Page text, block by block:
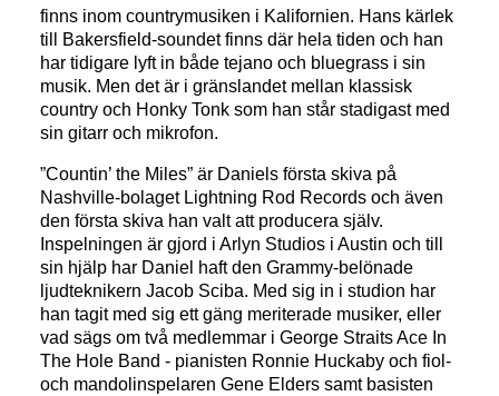
finns inom countrymusiken i Kalifornien. Hans kärlek
till Bakersfield-soundet finns där hela tiden och han
har tidigare lyft in både tejano och bluegrass i sin
musik. Men det är i gränslandet mellan klassisk
country och Honky Tonk som han står stadigast med
sin gitarr och mikrofon.
”Countin’ the Miles” är Daniels första skiva på
Nashville-bolaget Lightning Rod Records och även
den första skiva han valt att producera själv.
Inspelningen är gjord i Arlyn Studios i Austin och till
sin hjälp har Daniel haft den Grammy-belönade
ljudteknikern Jacob Sciba. Med sig in i studion har
han tagit med sig ett gäng meriterade musiker, eller
vad sägs om två medlemmar i George Straits Ace In
The Hole Band - pianisten Ronnie Huckaby och fiol-
och mandolinspelaren Gene Elders samt basisten